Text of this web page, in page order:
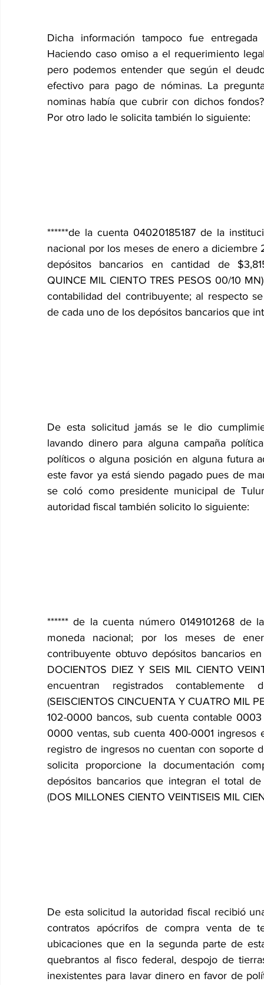
Dicha información tampoco fue
Haciendo caso omiso a el requerimiento
pero podemos entender que según el
efectivo para pago de nóminas. La
nominas había que cubrir con dichos
Por otro lado le solicita también lo siguiente:
******de la cuenta 04020185187 de la
nacional por los meses de enero a
depósitos bancarios en cantidad de
QUINCE MIL CIENTO TRES PESOS 00/10
contabilidad del contribuyente; al respecto
de cada uno de los depósitos bancarios que
De esta solicitud jamás se le dio
lavando dinero para alguna campaña
políticos o alguna posición en alguna futura
este favor ya está siendo pagado pues de
se coló como presidente municipal de
autoridad fiscal también solicito lo siguiente:
****** de la cuenta número 0149101268 de
moneda nacional; por los meses de
contribuyente obtuvo depósitos bancarios
DOCIENTOS DIEZ Y SEIS MIL CIENTO
encuentran registrados
(SEISCIENTOS CINCUENTA Y CUATRO MIL
102-0000 bancos, sub cuenta contable
0000 ventas, sub cuenta 400-0001 ingresos
registro de ingresos no cuentan con soporte
solicita proporcione la documentación
depósitos bancarios que integran el total
(DOS MILLONES CIENTO VEINTISEIS MIL
De esta solicitud la autoridad fiscal recibió
contratos apócrifos de compra venta de
ubicaciones que en la segunda parte de
quebrantos al fisco federal, despojo de
inexistentes para lavar dinero en favor de